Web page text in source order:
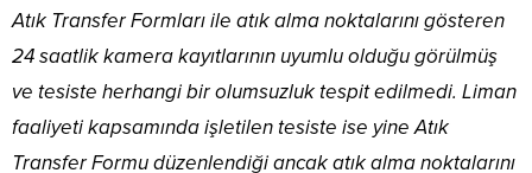
Atık Transfer Formları ile atık alma noktalarını gösteren
24 saatlik kamera kayıtlarının uyumlu olduğu görülmüş
ve tesiste herhangi bir olumsuzluk tespit edilmedi. Liman
faaliyeti kapsamında işletilen tesiste ise yine Atık
Transfer Formu düzenlendiği ancak atık alma noktalarını